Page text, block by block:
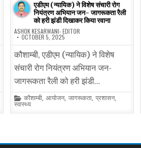
एडीएम (न्यायिक) ने विशेष संचारी रोग
नियंत्रण अभियान जन- जागरूकता रैली
को हरी झंडी दिखाकर किया रवाना
ASHOK KESARWANI- EDITOR
OCTOBER 5, 2025
कौशाम्बी, एडीएम (न्यायिक) ने विशेष
संचारी रोग नियंत्रण अभियान जन-
जागरूकता रैली को हरी झंडी…
Posted
in
कौशाम्बी, आयोजन, जागरूकता, प्रशासन,
स्वास्थ्य